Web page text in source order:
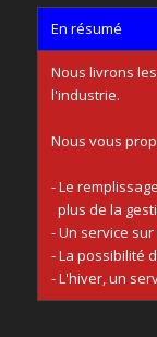
En résumé
Nous livrons
l'industrie.
Nous vous
- Le
plus de la
- Un service
- La possibilité
- L'hiver, un